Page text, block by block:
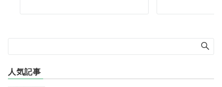
人気記事